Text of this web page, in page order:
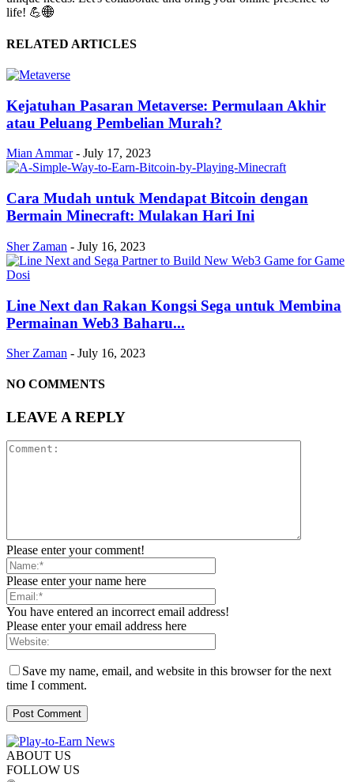
life! 💪🌐
RELATED ARTICLES
Kejatuhan Pasaran Metaverse: Permulaan Akhir
atau Peluang Pembelian Murah?
Mian Ammar - July 17, 2023
Cara Mudah untuk Mendapat Bitcoin dengan
Bermain Minecraft: Mulakan Hari Ini
Sher Zaman - July 16, 2023
Line Next dan Rakan Kongsi Sega untuk Membina
Permainan Web3 Baharu...
Sher Zaman - July 16, 2023
NO COMMENTS
LEAVE A REPLY
Please enter your comment!
Please enter your name here
You have entered an incorrect email address!
Please enter your email address here
Save my name, email, and website in this browser for the next
time I comment.
ABOUT US
FOLLOW US